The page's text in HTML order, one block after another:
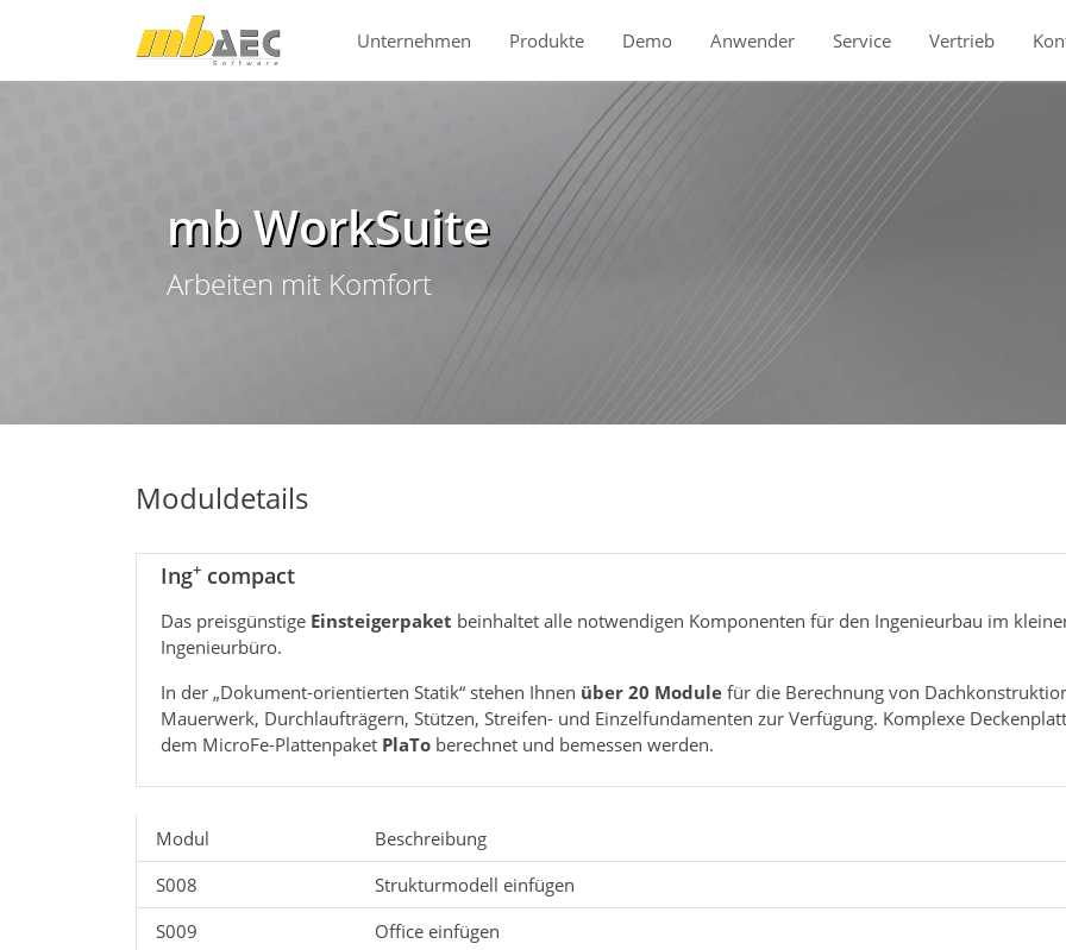
Direkt zur Hauptnavigation springen
Direkt zum Inhalt springen
Unternehmen
Produkte Demo Anwender Service Vertrieb
mb WorkSuite
Arbeiten mit Komfort
Moduldetails
Ing+ compact
Das preisgünstige Einsteigerpaket beinhaltet alle notwendigen Komponenten für den Ingenieurbau im
Ingenieurbüro.
In der „Dokument-orientierten Statik“ stehen Ihnen über 20 Module für die Berechnung von
Mauerwerk, Durchlaufträgern, Stützen, Streifen- und Einzelfundamenten zur Verfügung. Komplexe
dem MicroFe-Plattenpaket PlaTo berechnet und bemessen werden.
Modul Beschreibung
S008
Strukturmodell einfügen
S009
Office einfügen